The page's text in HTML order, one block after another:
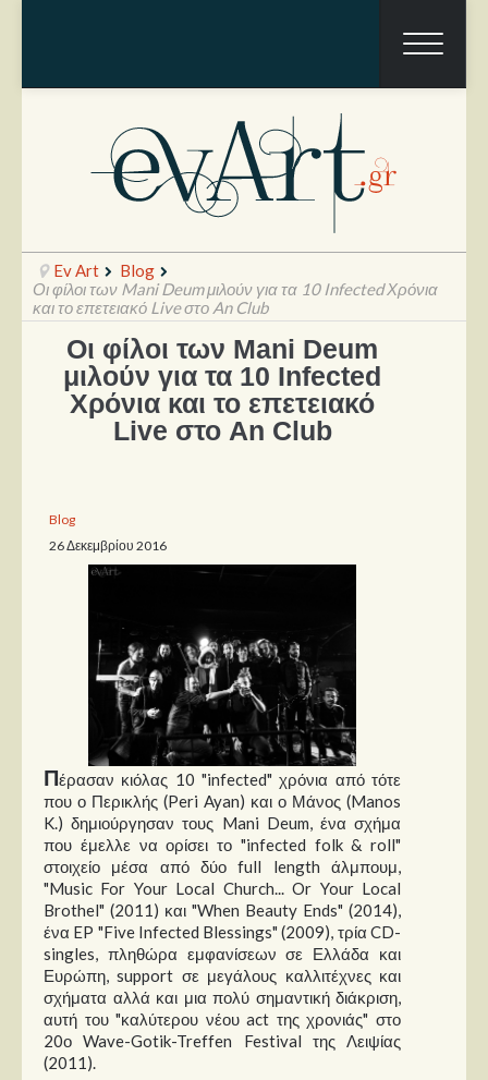
Ραπόρτο
Live & Συναυλίες
Θέατρο
Παρουσιάσεις
Ταινίες
Βιβλία
Video News
Καλλιτέχνες
Μουσικοί
Διάφοροι
Εκτός Συνόρων
Νέα
Στήλες
Polls
Small Talk
Ev Art
Blog
Οι φίλοι των Mani Deum μιλούν για τα 10 Infected Χρόνια
και το επετειακό Live στο An Club
Οι φίλοι των Mani Deum
μιλούν για τα 10 Infected
Χρόνια και το επετειακό
Live στο An Club
Blog
26 Δεκεμβρίου 2016
Πέρασαν κιόλας 10 "infected" χρόνια από τότε
που ο Περικλής (Peri Ayan) και ο Μάνος (Manos
K.) δημιούργησαν τους Mani Deum, ένα σχήμα
που έμελλε να ορίσει το "infected folk & roll"
στοιχείο μέσα από δύο full length άλμπουμ,
"Music For Your Local Church... Or Your Local
Brothel" (2011) και "When Beauty Ends" (2014),
ένα EP "Five Infected Blessings" (2009), τρία CD-
singles, πληθώρα εμφανίσεων σε Ελλάδα και
Ευρώπη, support σε μεγάλους καλλιτέχνες και
σχήματα αλλά και μια πολύ σημαντική διάκριση,
αυτή του "καλύτερου νέου act της χρονιάς" στο
20ο Wave-Gotik-Treffen Festival της Λειψίας
(2011).